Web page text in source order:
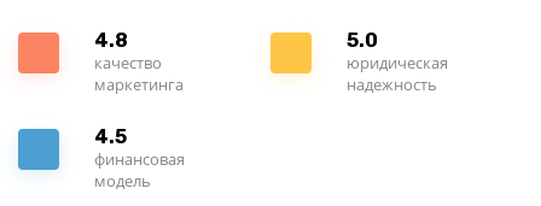
4.8
качество
маркетинга
5.0
юридическая
надежность
4.5
финансовая
модель